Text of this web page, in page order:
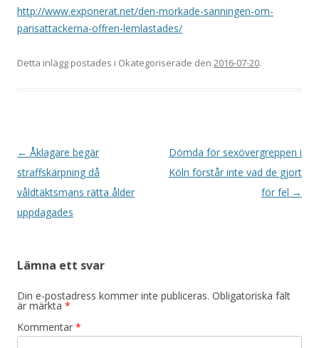
http://www.exponerat.net/den-morkade-sanningen-om-
parisattackerna-offren-lemlastades/
Detta inlägg postades i Okategoriserade den 2016-07-20.
Inläggsnavigering
← Åklagare begär
straffskärpning då
våldtäktsmans rätta ålder
uppdagades
Dömda för sexövergreppen i
Köln förstår inte vad de gjort
för fel →
Lämna ett svar
Din e-postadress kommer inte publiceras. Obligatoriska fält
är märkta *
Kommentar *